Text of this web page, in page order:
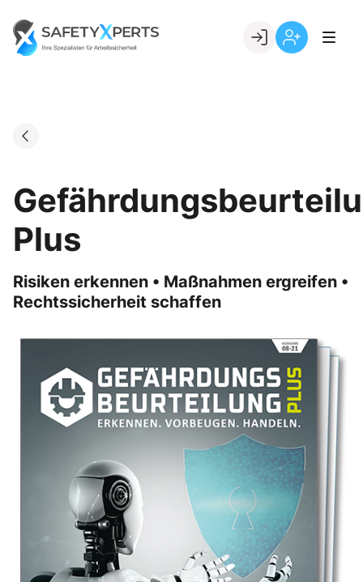
content
Go to landing page.
Plus
Risiken erkennen • Maßnahmen ergreifen •
Rechtssicherheit schaffen